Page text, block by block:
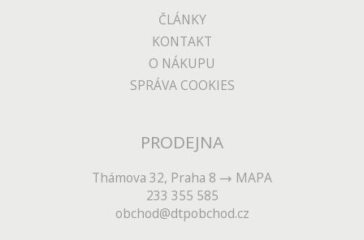
ČLÁNKY
KONTAKT
O NÁKUPU
SPRÁVA COOKIES
PRODEJNA
Thámova 32, Praha 8
MAPA
233 355 585
obchod@dtpobchod.cz